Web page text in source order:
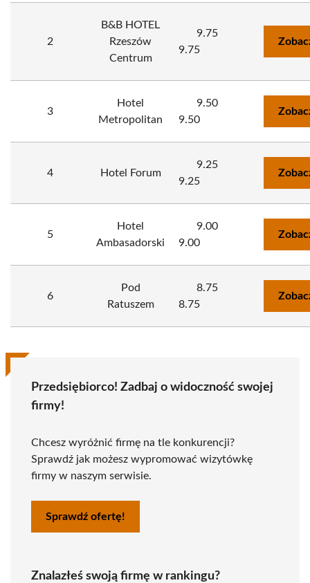
2
B&B HOTEL
Rzeszów
Centrum
9.75
9.75
3
Hotel
Metropolitan
9.50
9.50
4 Hotel Forum
9.25
9.25
5
Hotel
Ambasadorski
9.00
9.00
6
Pod
Ratuszem
8.75
8.75
Przedsiębiorco! Zadbaj o widoczność swojej
firmy!
Chcesz wyróżnić firmę na tle konkurencji?
Sprawdź jak możesz wypromować wizytówkę
firmy w naszym serwisie.
Sprawdź ofertę!
Znalazłeś swoją firmę w rankingu?